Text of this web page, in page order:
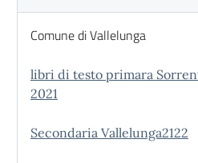
Comune di Vallelunga
libri di testo primara
2021
Secondaria Vallelunga2122